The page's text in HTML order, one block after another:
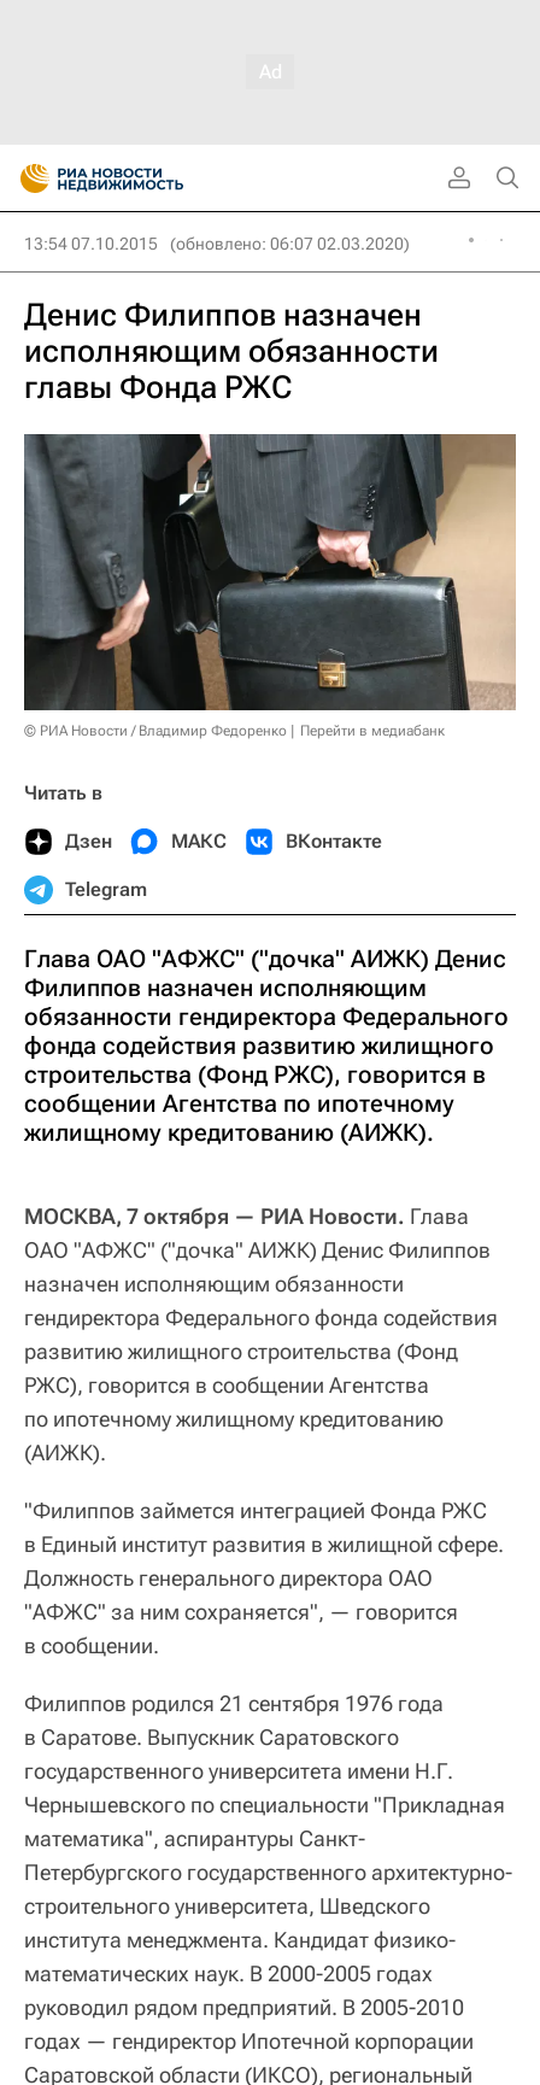
13:54 07.10.2015 (обновлено: 06:07 02.03.2020)
Денис Филиппов назначен
исполняющим обязанности
главы Фонда РЖС
© РИА Новости / Владимир Федоренко Перейти в медиабанк
Читать в
Дзен МАКС ВКонтакте
Telegram
Глава ОАО "АФЖС" ("дочка" АИЖК) Денис
Филиппов назначен исполняющим
обязанности гендиректора Федерального
фонда содействия развитию жилищного
строительства (Фонд РЖС), говорится в
сообщении Агентства по ипотечному
жилищному кредитованию (АИЖК).
МОСКВА, 7 октября — РИА Новости. Глава
ОАО "АФЖС" ("дочка" АИЖК) Денис Филиппов
назначен исполняющим обязанности
гендиректора Федерального фонда содействия
развитию жилищного строительства (Фонд
РЖС), говорится в сообщении Агентства
по ипотечному жилищному кредитованию
(АИЖК).
"Филиппов займется интеграцией Фонда РЖС
в Единый институт развития в жилищной сфере.
Должность генерального директора ОАО
"АФЖС" за ним сохраняется", — говорится
в сообщении.
Филиппов родился 21 сентября 1976 года
в Саратове. Выпускник Саратовского
государственного университета имени Н.Г.
Чернышевского по специальности "Прикладная
математика", аспирантуры Санкт-
Петербургского государственного архитектурно-
строительного университета, Шведского
института менеджмента. Кандидат физико-
математических наук. В 2000-2005 годах
руководил рядом предприятий. В 2005-2010
годах — гендиректор Ипотечной корпорации
Саратовской области (ИКСО), региональный